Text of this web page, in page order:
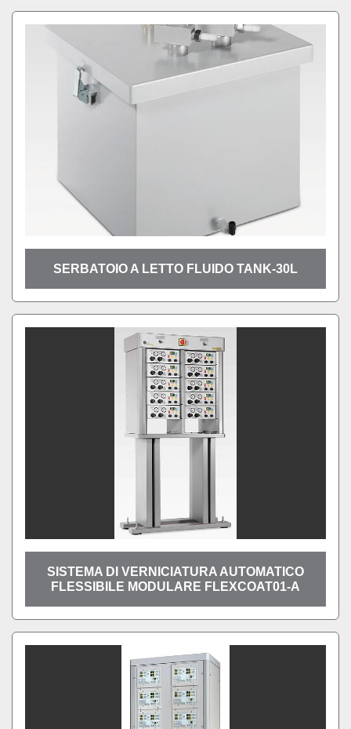
SERBATOIO A LETTO FLUIDO TANK-30L
SISTEMA DI VERNICIATURA AUTOMATICO
FLESSIBILE MODULARE FLEXCOAT01-A